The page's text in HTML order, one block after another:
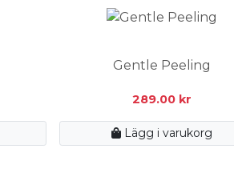
Gentle Peeling
289.00 kr
Lägg i varukorg